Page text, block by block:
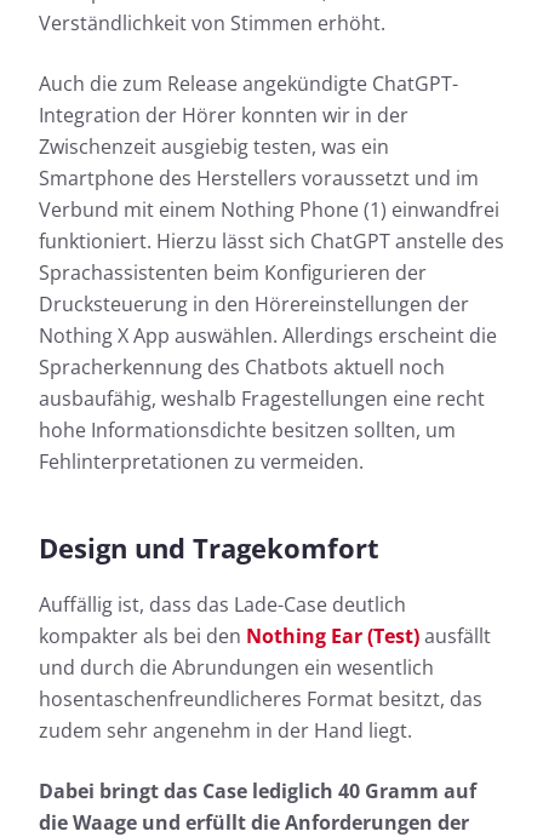
Verständlichkeit von Stimmen erhöht.
Auch die zum Release angekündigte ChatGPT-
Integration der Hörer konnten wir in der
Zwischenzeit ausgiebig testen, was ein
Smartphone des Herstellers voraussetzt und im
Verbund mit einem Nothing Phone (1) einwandfrei
funktioniert. Hierzu lässt sich ChatGPT anstelle des
Sprachassistenten beim Konfigurieren der
Drucksteuerung in den Hörereinstellungen der
Nothing X App auswählen. Allerdings erscheint die
Spracherkennung des Chatbots aktuell noch
ausbaufähig, weshalb Fragestellungen eine recht
hohe Informationsdichte besitzen sollten, um
Fehlinterpretationen zu vermeiden.
Design und Tragekomfort
Auffällig ist, dass das Lade-Case deutlich
kompakter als bei den Nothing Ear (Test)ausfällt
und durch die Abrundungen ein wesentlich
hosentaschenfreundlicheres Format besitzt, das
zudem sehr angenehm in der Hand liegt.
Dabei bringt das Case lediglich 40 Gramm auf
die Waage und erfüllt die Anforderungen der